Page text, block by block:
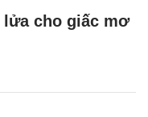
lửa cho giấc mơ